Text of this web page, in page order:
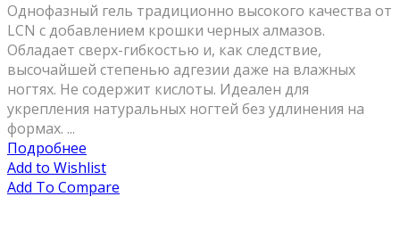
Однофазный гель традиционно высокого качества от
LCN с добавлением крошки черных алмазов.
Обладает сверх-гибкостью и, как следствие,
высочайшей степенью адгезии даже на влажных
ногтях. Не содержит кислоты. Идеален для
укрепления натуральных ногтей без удлинения на
формах. ...
Подробнее
Add to Wishlist
Add To Compare